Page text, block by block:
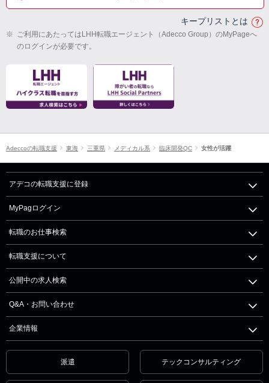
キープリストとは
※ ご利用にあたってはLHH転職エージェント（Adecco Group）のMyPageへ
のログインが必要です。
Adeccoの転職支援 東海 三重県 メディカル系 臨床開発QC 女性が活躍
アデコの転職支援に登録
MyPagログイン
転職のお仕事検索
転職支援について
公開中の求人検索
Q&A・お問い合わせ
企業情報
派遣 テックコンサルティング